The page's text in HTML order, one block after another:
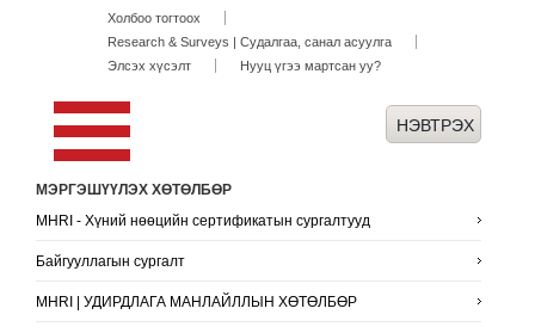
Холбоо тогтоох
Research & Surveys | Судалгаа, санал асуулга
Элсэх хүсэлт
Нууц үгээ мартсан уу?
МЭРГЭШҮҮЛЭХ ХӨТӨЛБӨР
MHRI - Хүний нөөцийн сертификатын сургалтууд
Байгууллагын сургалт
MHRI | УДИРДЛАГА МАНЛАЙЛЛЫН ХӨТӨЛБӨР